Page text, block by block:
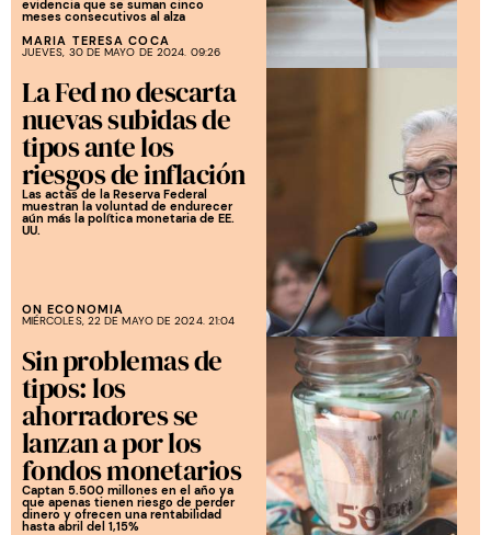
evidencia que se suman cinco
meses consecutivos al alza
MARIA TERESA COCA
JUEVES, 30 DE MAYO DE 2024. 09:26
La Fed no descarta
nuevas subidas de
tipos ante los
riesgos de inflación
Las actas de la Reserva Federal
muestran la voluntad de endurecer
aún más la política monetaria de EE.
UU.
ON ECONOMIA
MIÉRCOLES, 22 DE MAYO DE 2024. 21:04
Sin problemas de
tipos: los
ahorradores se
lanzan a por los
fondos monetarios
Captan 5.500 millones en el año ya
que apenas tienen riesgo de perder
dinero y ofrecen una rentabilidad
hasta abril del 1,15%